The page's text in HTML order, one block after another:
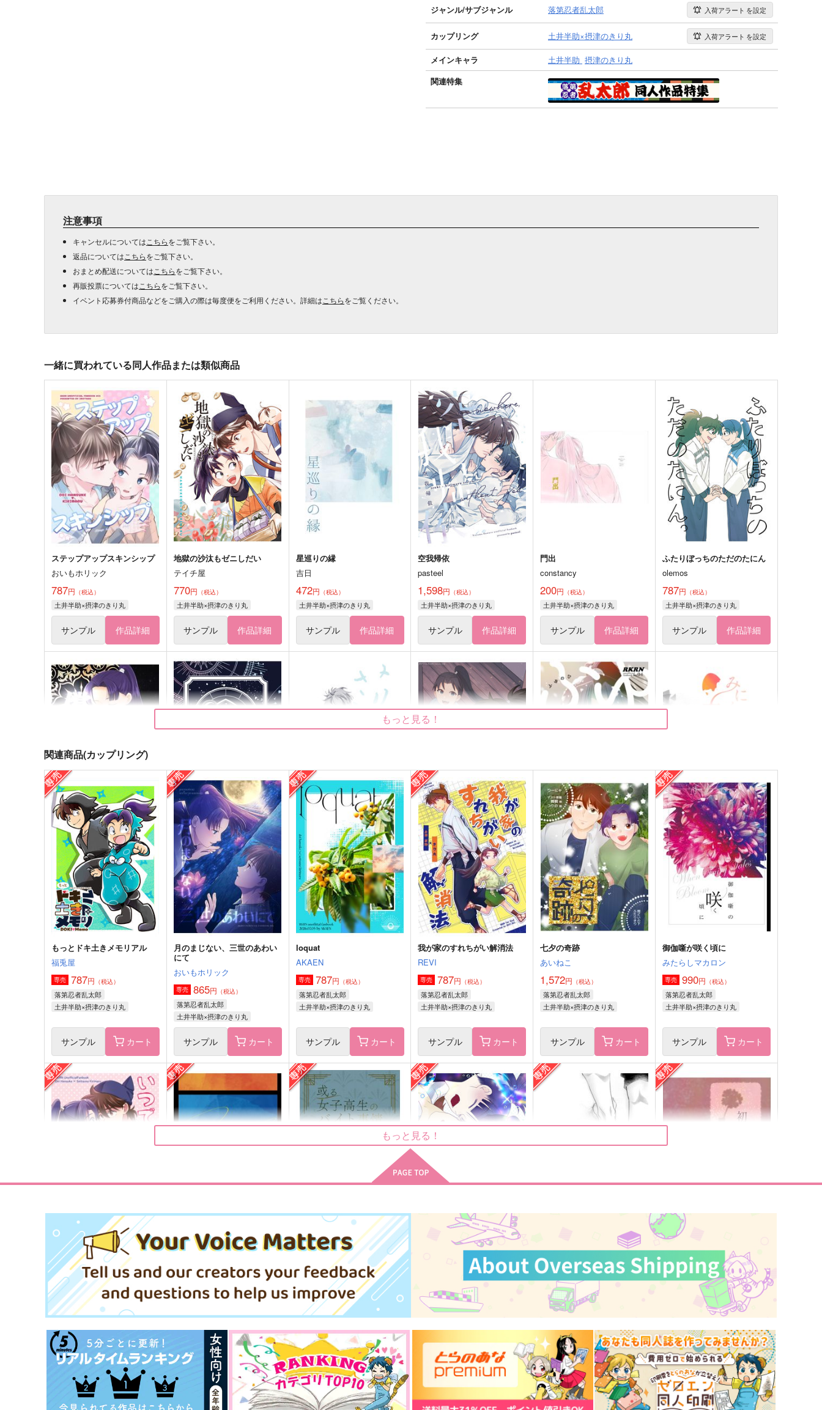
ジャンル/サブジャンル 落第忍者乱太郎 入荷アラート を設定
カップリング 土井半助×摂津のきり丸 入荷アラート を設定
メインキャラ 土井半助 摂津のきり丸
関連特集
注意事項
キャンセルについては こちらをご覧下さい。
返品については こちらをご覧下さい。
おまとめ配送については こちらをご覧下さい。
再販投票については こちらをご覧下さい。
イベント応募券付商品などをご購入の際は毎度便をご利用ください。詳細は こちらをご覧ください。
一緒に買われている同人作品または類似商品
ステップアップスキンシップ
おいもホリック
787円 （税込）
土井半助×摂津のきり丸
サンプル 作品詳細
地獄の沙汰もゼニしだい
テイチ屋
770円 （税込）
土井半助×摂津のきり丸
サンプル 作品詳細
星巡りの縁
吉日
472円 （税込）
土井半助×摂津のきり丸
サンプル 作品詳細
空我帰依
pasteel
1,598円 （税込）
土井半助×摂津のきり丸
サンプル 作品詳細
門出
constancy
200円 （税込）
土井半助×摂津のきり丸
サンプル 作品詳細
ふたりぼっちのただのたにん
olemos
787円 （税込）
土井半助×摂津のきり丸
サンプル 作品詳細
償い
あいねこ
787円（税込）
土井半助×摂津のきり丸
サンプル 作品詳細
スターライト
KANIMISO
1,572円（税込）
土井半助×摂津のきり丸
サンプル 作品詳細
BOUND
1,415円（税込）
土井半助×摂津のきり丸
サンプル 作品詳細
哀傷
ぬのうら
1,100円（税込）
土井半助×摂津のきり丸
サンプル 作品詳細
ふゆのひ
Osushidaisuki
472円 （税込）
土井半助×摂津のきり丸
サンプル 作品詳細
みにくい殻でも君を包むよ
イソベルの樹
787円（税込）
土井半助×摂津のきり丸
サンプル 作品詳細
君と一緒に生きている。
ぬのうら
ROT
土井半助×摂津のきり丸
なゆたの明星
pasteel
土井半助×摂津のきり丸
作品詳細
もしも一緒の名字になったら
しんきろう
787 円
土井半助×摂津のきり丸
サンプル
土井半助×摂津のきり丸
蜘蛛の撚り糸
夜の温室
472
土井半助×摂津のきり丸
忘れた春に君の足音
736 円（税込）
ROT
858円 （税込）
もっと見る！
関連商品(カップリング)
もっとドキ土きメモリアル
福兎屋
専売 787円 （税込）
落第忍者乱太郎
土井半助×摂津のきり丸
サンプル カート
月のまじない、三世のあわい
にて
おいもホリック
専売 865円 （税込）
落第忍者乱太郎
土井半助×摂津のきり丸
サンプル カート
loquat
AKAEN
専売 787円 （税込）
落第忍者乱太郎
土井半助×摂津のきり丸
サンプル カート
我が家のすれちがい解消法
REVI
専売 787円 （税込）
落第忍者乱太郎
土井半助×摂津のきり丸
サンプル カート
七夕の奇跡
あいねこ
1,572円 （税込）
落第忍者乱太郎
土井半助×摂津のきり丸
サンプル カート
御伽噺が咲く頃に
みたらしマカロン
専売 990円 （税込）
落第忍者乱太郎
土井半助×摂津のきり丸
サンプル カート
いつでもいっしょに
ヘリオト
専売 472 円（税込）
落第忍者乱太郎
土井半助×摂津のきり丸
死んで花実が咲くものか
giongo.
専売 787円（税込）
落第忍者乱太郎
土井半助×摂津のきり丸
或る女子高生のバイト事情
Violoncello
専売 715円 （税込）
落第忍者乱太郎
土井半助×摂津のきり丸
今日も明日も毎日しあわせ
（税込）
落第忍者乱太郎
土井半助×摂津のきり丸
木下ライター
専売 944円（税込）
落第忍者乱太郎
土井半助×摂津のきり丸
初恋しぐさ
カカオ58%
専売 629円（税込）
落第忍者乱太郎
土井半助×摂津のきり丸
もっと見る！